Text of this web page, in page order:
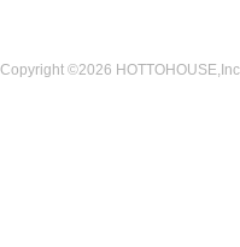
Copyright ©2026